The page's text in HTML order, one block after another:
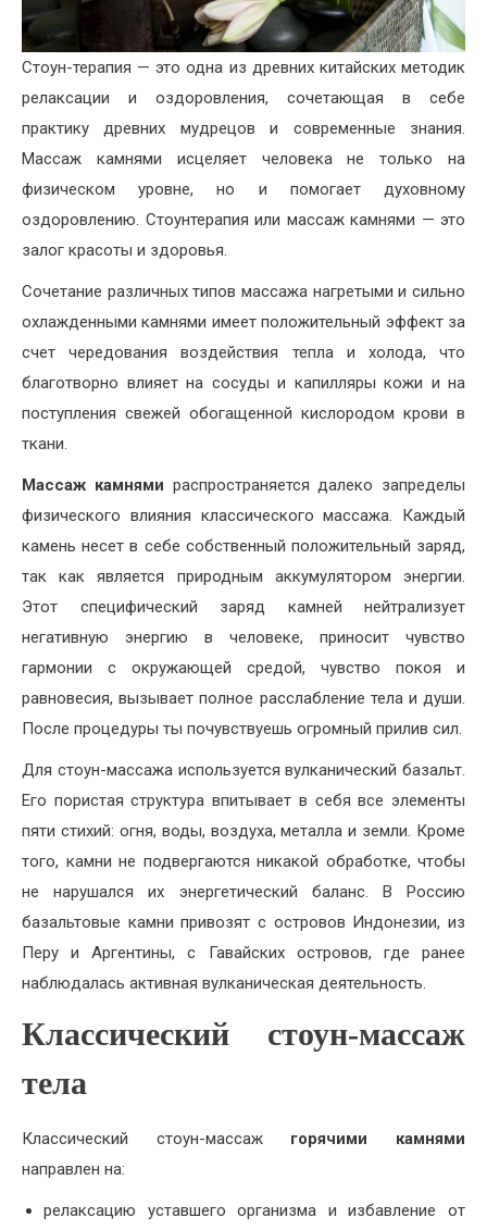
Стоун-терапия — это одна из древних китайских методик
релаксации и оздоровления, сочетающая в себе
практику древних мудрецов и современные знания.
Массаж камнями исцеляет человека не только на
физическом уровне, но и помогает духовному
оздоровлению. Стоунтерапия или массаж камнями — это
залог красоты и здоровья.
Сочетание различных типов массажа нагретыми и сильно
охлажденными камнями имеет положительный эффект за
счет чередования воздействия тепла и холода, что
благотворно влияет на сосуды и капилляры кожи и на
поступления свежей обогащенной кислородом крови в
ткани.
Массаж камнями распространяется далеко запределы
физического влияния классического массажа. Каждый
камень несет в себе собственный положительный заряд,
так как является природным аккумулятором энергии.
Этот специфический заряд камней нейтрализует
негативную энергию в человеке, приносит чувство
гармонии с окружающей средой, чувство покоя и
равновесия, вызывает полное расслабление тела и души.
После процедуры ты почувствуешь огромный прилив сил.
Для стоун-массажа используется вулканический базальт.
Его пористая структура впитывает в себя все элементы
пяти стихий: огня, воды, воздуха, металла и земли. Кроме
того, камни не подвергаются никакой обработке, чтобы
не нарушался их энергетический баланс. В Россию
базальтовые камни привозят с островов Индонезии, из
Перу и Аргентины, с Гавайских островов, где ранее
наблюдалась активная вулканическая деятельность.
Классический стоун-массаж
тела
Классический стоун-массаж горячими камнями
направлен на:
релаксацию уставшего организма и избавление от